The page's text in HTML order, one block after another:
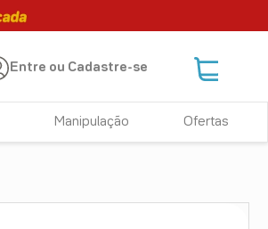
Entre ou Cadastre-se
Manipulação Ofertas